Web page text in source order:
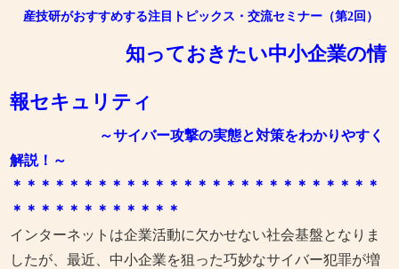
産技研がおすすめする注目トピックス・交流セミナー（第2回）
知っておきたい中小企業の情
報セキュリティ
～サイバー攻撃の実態と対策をわかりやすく
解説！～
＊＊＊＊＊＊＊＊＊＊＊＊＊＊＊＊＊＊＊＊＊＊＊＊＊＊
＊ ＊＊＊ ＊ ＊＊＊ ＊ ＊＊ ＊
インターネットは企業活動に欠かせない社会基盤となりま
したが、最近、中小企業を狙った巧妙なサイバー犯罪が増